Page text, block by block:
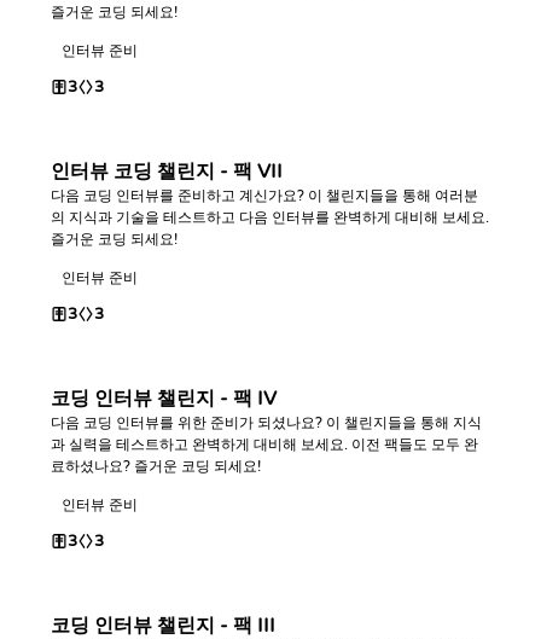
즐거운 코딩 되세요!
인터뷰 준비
3 3
인터뷰 코딩 챌린지 - 팩 VII
다음 코딩 인터뷰를 준비하고 계신가요? 이 챌린지들을 통해 여러분
의 지식과 기술을 테스트하고 다음 인터뷰를 완벽하게 대비해 보세요.
즐거운 코딩 되세요!
인터뷰 준비
3 3
코딩 인터뷰 챌린지 - 팩 IV
다음 코딩 인터뷰를 위한 준비가 되셨나요? 이 챌린지들을 통해 지식
과 실력을 테스트하고 완벽하게 대비해 보세요. 이전 팩들도 모두 완
료하셨나요? 즐거운 코딩 되세요!
인터뷰 준비
3 3
코딩 인터뷰 챌린지 - 팩 III